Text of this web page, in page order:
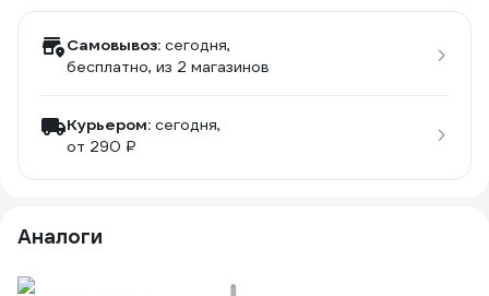
Самовывоз: сегодня,
бесплатно, из 2 магазинов
Курьером: сегодня,
от 290 ₽
Аналоги